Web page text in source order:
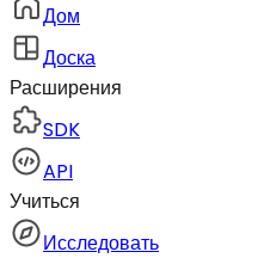
Дом
Доска
Расширения
SDK
API
Учиться
Исследовать